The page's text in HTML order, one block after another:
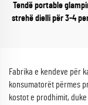
Tendë portable
strehë dielli për 3-4
Fabrika e kendeve për
konsumatorët përmes
kostot e prodhimit,